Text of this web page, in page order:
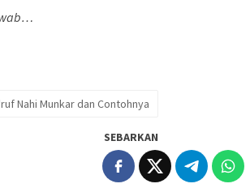
Nahi Munkar dan Contohnya
SEBARKAN